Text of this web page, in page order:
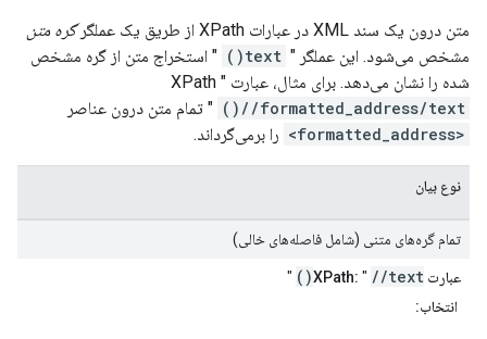
متن درون یک سند XML در عبارات XPath از طریق یک عملگر
گره متن
مشخص می‌شود. این عملگر " text()
" استخراج متن از گره مشخص
شده را نشان می‌دهد. برای مثال، عبارت XPath "
//formatted_address/text()
" تمام متن درون عناصر
<formatted_address>
را برمی‌گرداند.
نوع بیان
تمام گره‌های متنی (شامل فاصله‌های خالی)
عبارت XPath: " //text()
"
انتخاب: